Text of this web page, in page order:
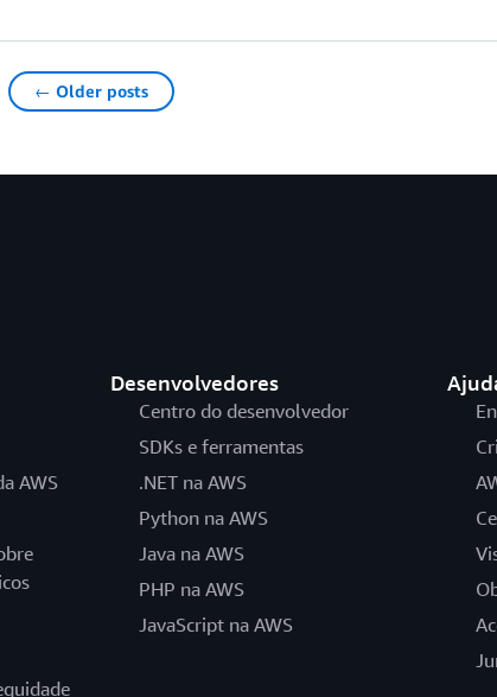
← Older posts
AWS
Desenvolvedores
Centro do desenvolvedor
SDKs e ferramentas
.NET na AWS
Python na AWS
Java na AWS
PHP na AWS
JavaScript na AWS